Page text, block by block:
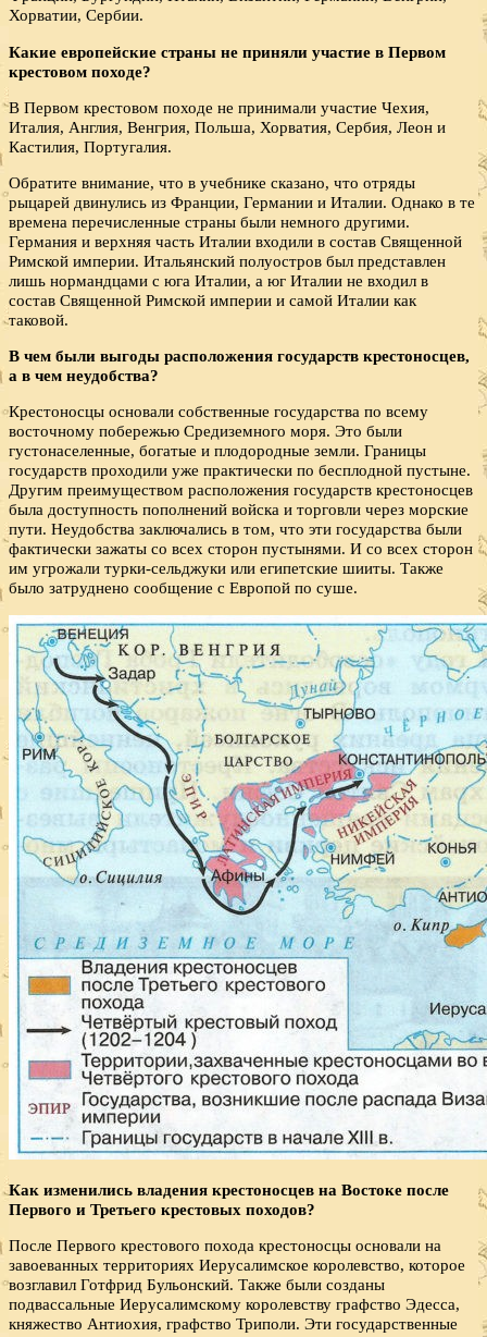
Хорватии, Сербии.
Какие европейские страны не приняли участие в Первом
крестовом походе?
В Первом крестовом походе не принимали участие Чехия,
Италия, Англия, Венгрия, Польша, Хорватия, Сербия, Леон и
Кастилия, Португалия.
Обратите внимание, что в учебнике сказано, что отряды
рыцарей двинулись из Франции, Германии и Италии. Однако в те
времена перечисленные страны были немного другими.
Германия и верхняя часть Италии входили в состав Священной
Римской империи. Итальянский полуостров был представлен
лишь нормандцами с юга Италии, а юг Италии не входил в
состав Священной Римской империи и самой Италии как
таковой.
В чем были выгоды расположения государств крестоносцев,
а в чем неудобства?
Крестоносцы основали собственные государства по всему
восточному побережью Средиземного моря. Это были
густонаселенные, богатые и плодородные земли. Границы
государств проходили уже практически по бесплодной пустыне.
Другим преимуществом расположения государств крестоносцев
была доступность пополнений войска и торговли через морские
пути. Неудобства заключались в том, что эти государства были
фактически зажаты со всех сторон пустынями. И со всех сторон
им угрожали турки-сельджуки или египетские шииты. Также
было затруднено сообщение с Европой по суше.
Как изменились владения крестоносцев на Востоке после
Первого и Третьего крестовых походов?
После Первого крестового похода крестоносцы основали на
завоеванных территориях Иерусалимское королевство, которое
возглавил Готфрид Бульонский. Также были созданы
подвассальные Иерусалимскому королевству графство Эдесса,
княжество Антиохия, графство Триполи. Эти государственные